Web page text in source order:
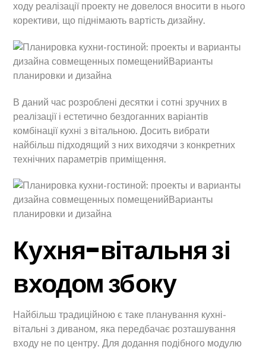
ходу реалізації проекту не довелося вносити в нього
корективи, що піднімають вартість дизайну.
В даний час розроблені десятки і сотні зручних в
реалізації і естетично бездоганних варіантів
комбінації кухні з вітальною. Досить вибрати
найбільш підходящий з них виходячи з конкретних
технічних параметрів приміщення.
Кухня-вітальня зі
входом збоку
Найбільш традиційною є таке планування кухні-
вітальні з диваном, яка передбачає розташування
входу не по центру. Для додання подібного модулю